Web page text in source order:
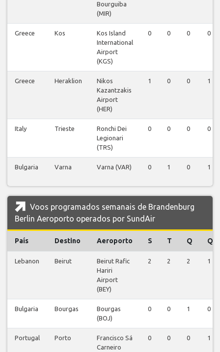
Bourguiba
(MIR)
Greece Kos
Kos Island
International
Airport
(KGS)
0 0 0 0
Greece Heraklion
Nikos
Kazantzakis
Airport
(HER)
1 0 0 1
Italy Trieste
Ronchi Dei
Legionari
(TRS)
0 0 0 0
Bulgaria Varna Varna (VAR) 0 1 0 1
Voos programados semanais de Brandenburg
Berlin Aeroporto operados por SundAir
País Destino Aeroporto S T Q Q
Lebanon Beirut
Beirut Rafic
Hariri
Airport
(BEY)
2 2 2 1
Bulgaria Bourgas
Bourgas
(BOJ)
0 0 1 0
Portugal Porto
Francisco Sá
Carneiro
0 0 0 1